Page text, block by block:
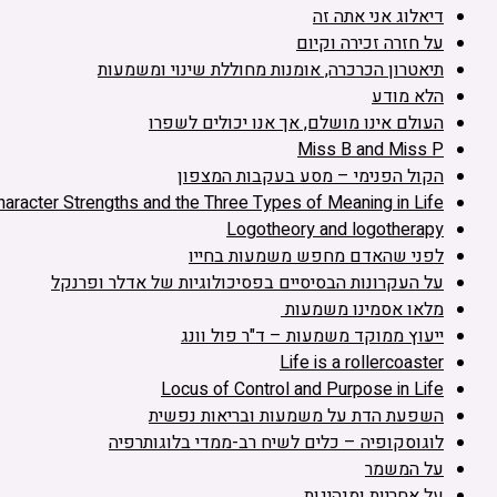
דיאלוג אני אתה זה
על חזרה זכירה וקיום
תיאטרון הכרכרה, אומנות מחוללת שינוי ומשמעות
הלא מודע
העולם אינו מושלם, אך אנו יכולים לשפרו
Miss B and Miss P
הקול הפנימי – מסע בעקבות המצפון
Strengths and the Three Types of Meaning in Life
Logotheory and logotherapy
לפני שהאדם מחפש משמעות בחייו
על העקרונות הבסיסיים בפסיכולוגיות של אדלר ופרנקל
מלאו אסמינו משמעות
ייעוץ ממוקד משמעות – ד"ר פול וונג
Life is a rollercoaster
Locus of Control and Purpose in Life
השפעת הדת על משמעות ובריאות נפשית
לוגוסקופיה – כלים לשיח רב-ממדי בלוגותרפיה
על המשמר